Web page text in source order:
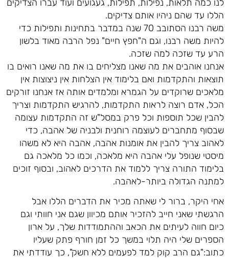
לנו כמה תלאות, נפילות, תפילות, געגועים ועוד עברו הצדיקים
הללו עד שהם ניהיו אותם צדיקים.
משה רבנו הסתובב 70 שנה במדבר בתחינות ותפילות כדי
להיות משה רבנו, וגם ה"חפץ חיים" נפל הרבה מאוד בלשון
הרע עד שזכה למה שזכה.
אנחנו אוהבים את מה שאנו מצליחים בו את מה שאנו רואים בו
תוצאות והתקדמות ואם בלימוד אין הצלחות אין ניצוצות אין
מלאכים שרוקדים על הגמרא ומלמדים אותה אז אנחנו זורקים
הכל, אדם רוצה לראות התקדמות, להרגיש התקדמות וצריך
להבין שכל תוספות וכל פרק במסל"ש זה התקדמות עצומה
שבסוף מתחברים לעוצמה רוחנית ולבניה של אהבה, כדי
לאהוב צריך להבין את אומנות אהבה, אהבה היא לא משהו
מיסטי שנופל עלי אהבה היא מלאכה, וכמו כל מלאכה גם
בלימוד התורה צריך ללמוד את הדרכים לאהוב, ובסוף זוכים
למתנה הגדולה ביותר-לאהבה.
אחי היקר, ברור לי שאתה מכיר את הדברים הללו אבל
הרגשתי שאני חייב להזכיר אותם מכיוון שגם אני חוותי וגם
כיום חווה לעיתים את הכאב וההתמודדות שלך, על ארון
הספרים שלי היה תלוי במשך כל זמן חורף פתק שעליו
כתוב:"גם הרב קוק למד לפעמים ללא חשק", כך עודדתי את